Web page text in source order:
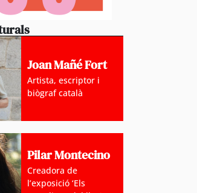
abordada amb relació a
Joan Mañé Fort
Artista, escriptor i
biògraf català
Pilar Montecino
Creadora de
l’exposició ‘Els